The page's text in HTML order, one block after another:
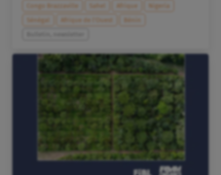
Congo Brazzaville
Sahel Afrique
Nigeria
Sénégal
Afrique de l’Ouest